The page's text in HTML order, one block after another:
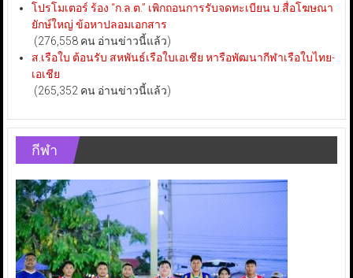
โปรโมเตอร์ ร้อง “ก.ล.ต.” เพิกถอนการรับจดทะเบียน บ.สื่อโฆษณา
ยักษ์ใหญ่ ข้อหาปลอมเอกสาร
(276,558 คน อ่านข่าวนี้แล้ว)
ส.เรือใบ ต้อนรับ สหพันธ์เรือใบเอเชีย หารือพัฒนากีฬาเรือใบไทย-
เอเชีย
(265,352 คน อ่านข่าวนี้แล้ว)
กีฬา